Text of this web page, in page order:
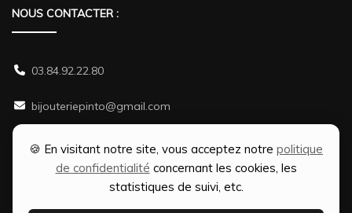
🍪 En visitant notre site, vous acceptez notre politique
de confidentialité concernant les cookies, les
statistiques de suivi, etc.
NOUS CONTACTER :
03.84.92.22.80
bijouteriepinto@gmail.com
38 rue Gambetta 70500 JUSSEY